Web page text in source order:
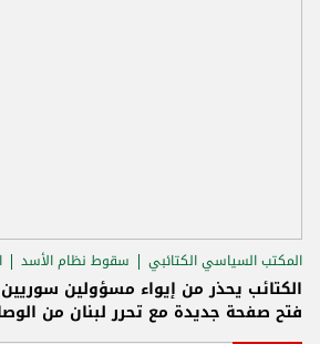
المكتب السياسي الكتائبي سقوط نظام الأسد
الكتائب يحذر من إيواء مسؤولين
فتح صفحة جديدة مع تحرر لبنان من